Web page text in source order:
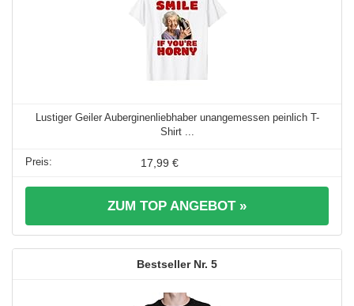
Lustiger Geiler Auberginenliebhaber unangemessen peinlich T-
Shirt ...
17,99 €
ZUM TOP ANGEBOT »
5